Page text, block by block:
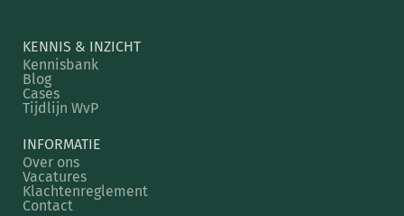
KENNIS & INZICHT
Kennisbank
Blog
Cases
Tijdlijn WvP
INFORMATIE
Over ons
Vacatures
Klachtenreglement
Contact